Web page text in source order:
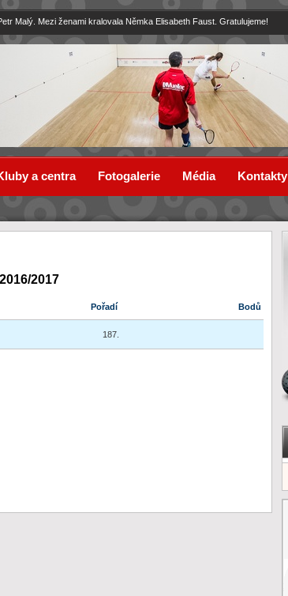
Malý. Mezi ženami kralovala Němka Elisabeth Faust. Gratulujeme!
2017
Pořadí Bodů
187.
a centra Fotogalerie Média Kontakty